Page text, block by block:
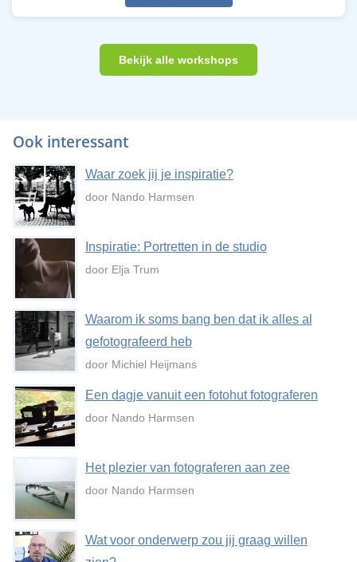
Bekijk alle workshops
Ook interessant
Waar zoek jij je inspiratie?
door Nando Harmsen
Inspiratie: Portretten in de studio
door Elja Trum
Waarom ik soms bang ben dat ik alles al
gefotografeerd heb
door Michiel Heijmans
Een dagje vanuit een fotohut fotograferen
door Nando Harmsen
Het plezier van fotograferen aan zee
door Nando Harmsen
Wat voor onderwerp zou jij graag willen